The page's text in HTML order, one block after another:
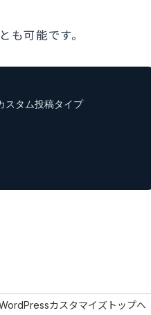
も可能です。
カスタマイズトップへ